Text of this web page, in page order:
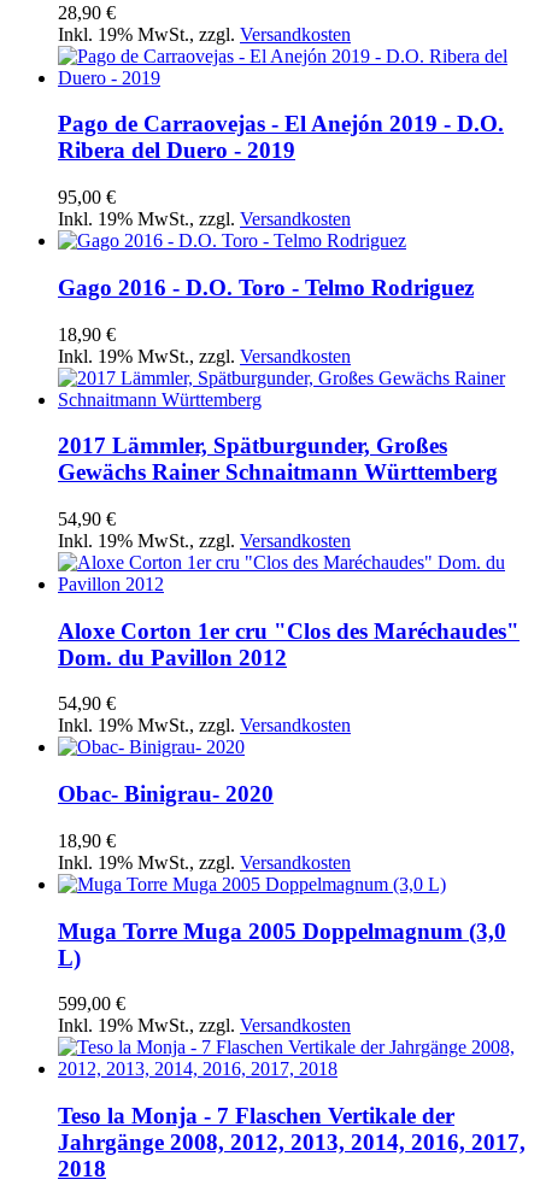
28,90 €
Inkl. 19% MwSt., zzgl. Versandkosten
Pago de Carraovejas - El Anejón 2019 - D.O.
Ribera del Duero - 2019
95,00 €
Inkl. 19% MwSt., zzgl. Versandkosten
Gago 2016 - D.O. Toro - Telmo Rodriguez
18,90 €
Inkl. 19% MwSt., zzgl. Versandkosten
2017 Lämmler, Spätburgunder, Großes
Gewächs Rainer Schnaitmann Württemberg
54,90 €
Inkl. 19% MwSt., zzgl. Versandkosten
Aloxe Corton 1er cru "Clos des Maréchaudes"
Dom. du Pavillon 2012
54,90 €
Inkl. 19% MwSt., zzgl. Versandkosten
Obac- Binigrau- 2020
18,90 €
Inkl. 19% MwSt., zzgl. Versandkosten
Muga Torre Muga 2005 Doppelmagnum (3,0
L)
599,00 €
Inkl. 19% MwSt., zzgl. Versandkosten
Teso la Monja - 7 Flaschen Vertikale der
Jahrgänge 2008, 2012, 2013, 2014, 2016, 2017,
2018